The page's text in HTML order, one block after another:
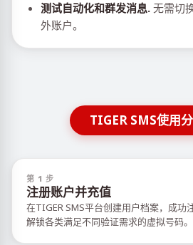
测试自动化和群发消息. 无需切
外账户。
TIGER SMS使用
第 1 步
注册账户并充值
在TIGER SMS平台创建用户档案，成功
解锁各类满足不同验证需求的虚拟号码。